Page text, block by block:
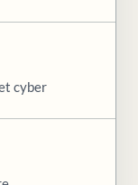
cyber